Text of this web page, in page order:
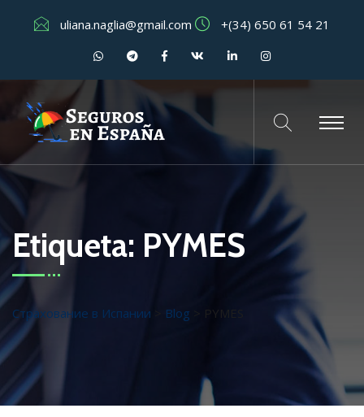
uliana.naglia@gmail.com +(34) 650 61 54 21
Etiqueta: PYMES
Страхование в Испании Blog PYMES